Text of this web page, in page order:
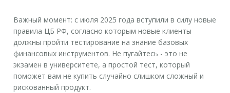
Важный момент: с июля 2025 года вступили в силу новые
правила ЦБ РФ, согласно которым новые клиенты
должны пройти тестирование на знание базовых
финансовых инструментов. Не пугайтесь - это не
экзамен в университете, а простой тест, который
поможет вам не купить случайно слишком сложный и
рискованный продукт.